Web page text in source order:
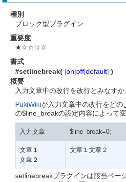
種別
ブロック型プラグイン
重要度
★☆☆☆☆
書式
#setlinebreak( [on|off|default] )
概要
入力文章中の改行を改行とみなすか
PukiWikiが入力文章中の改行をどの
の$line_breakの設定内容によって
入力文章 $line_break=0;
文章１
文章２
文章１文章２
setlinebreakプラグインは該当ペー